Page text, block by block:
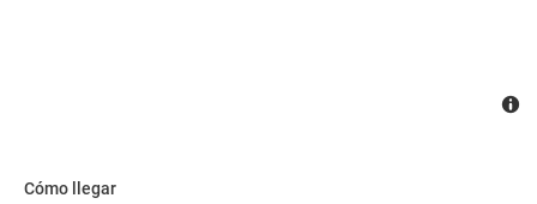
Cómo llegar